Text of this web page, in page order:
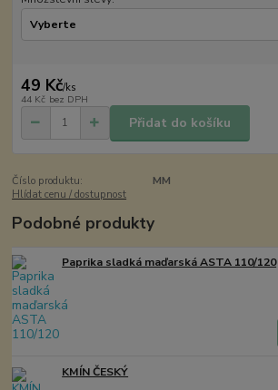
49 Kč/ks
44 Kč bez DPH
Přidat do košíku
Číslo produktu:
MM
Hlídat cenu / dostupnost
Podobné produkty
Paprika sladká maďarská ASTA 110/120
KMÍN ČESKÝ